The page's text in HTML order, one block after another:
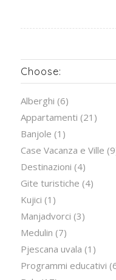
Choose:
Alberghi (6)
Appartamenti (21)
Banjole (1)
Case Vacanza e Ville
Destinazioni (4)
Gite turistiche (4)
Kujici (1)
Manjadvorci (3)
Medulin (7)
Pjescana uvala (1)
Programmi educativi